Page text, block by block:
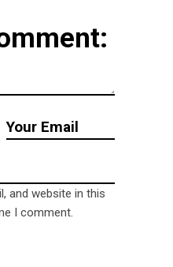
and website in this
I comment.